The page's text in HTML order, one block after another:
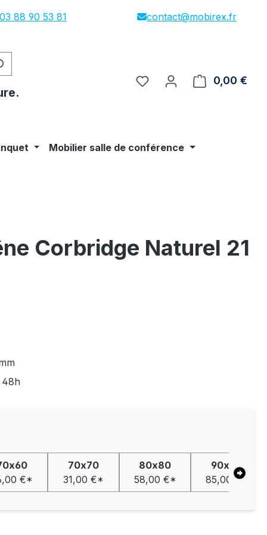
88 90 53 81 contact@mobirex.fr
0,00 €
Mobilier salle de conférence
Corbridge Naturel 21
48h
€*
70x70
31,00 €*
80x80
58,00 €*
90x90
85,00 €*